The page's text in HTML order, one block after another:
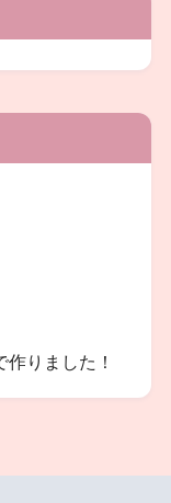
りました！